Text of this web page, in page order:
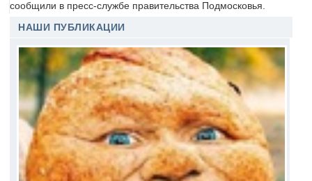
сообщили в пресс-службе правительства Подмосковья.
НАШИ ПУБЛИКАЦИИ